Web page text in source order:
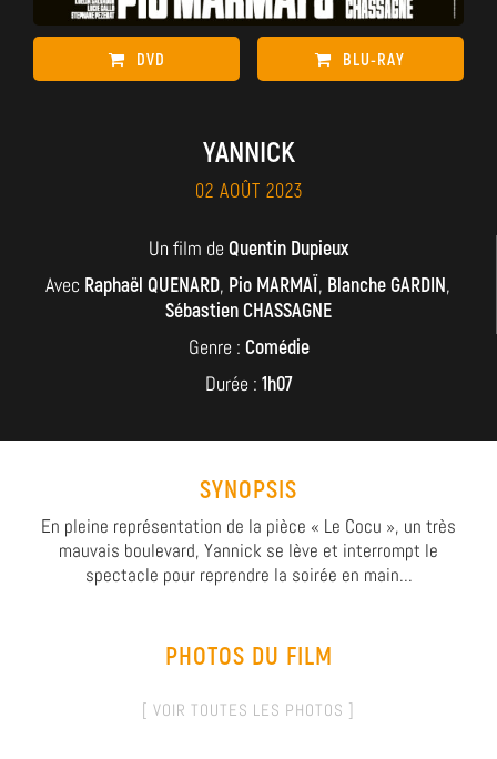
DVD BLU-RAY
YANNICK
02 AOÛT 2023
Un film de Quentin Dupieux
Avec Raphaël QUENARD, Pio MARMAÏ, Blanche GARDIN,
Sébastien CHASSAGNE
Genre : Comédie
Durée : 1h07
SYNOPSIS
En pleine représentation de la pièce « Le Cocu », un très
mauvais boulevard, Yannick se lève et interrompt le
spectacle pour reprendre la soirée en main...
PHOTOS DU FILM
[ VOIR TOUTES LES PHOTOS ]